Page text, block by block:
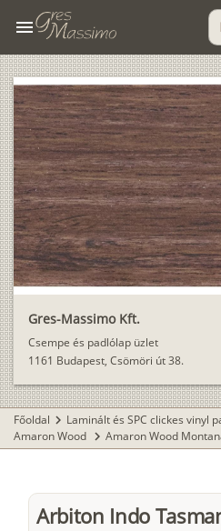
menu
Gres-Massimo Kft.
Csempe és padlólap üzlet
1161 Budapest, Csömöri út 38.
Főoldal chevron_right Laminált és SPC clickes vinyl
Amaron Wood chevron_right Amaron Wood
Arbiton Indo